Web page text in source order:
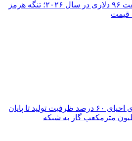
پیش‌بینی بارکلیز از نفت ۹۶ دلاری در سال ۲۰۲۶؛ تنگه هرمز
قیمت
خیز پارس جنوبی برای احیای ۶۰ درصد ظرفیت تولید تا پایان